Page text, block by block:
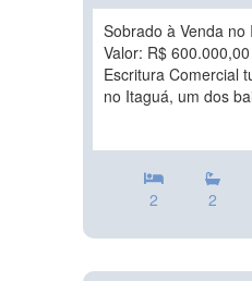
Sobrado à Venda no
Valor: R$
Escritura Comercial
no Itaguá, um dos
2 2